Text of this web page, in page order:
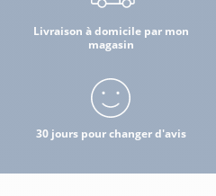
Livraison à domicile par mon
magasin
30 jours pour changer d'avis